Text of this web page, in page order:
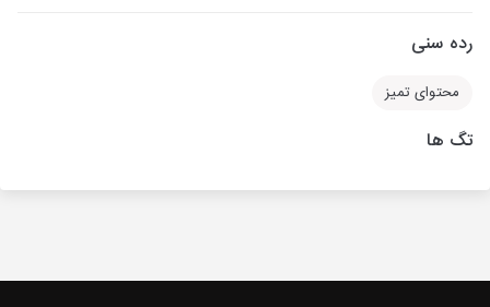
رده سنی
محتوای تمیز
تگ ها